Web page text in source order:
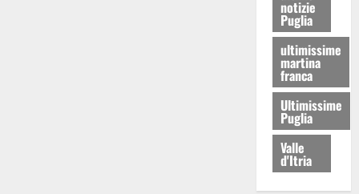
notizie
Puglia
ultimissime
martina
franca
Ultimissime
Puglia
Valle
d'Itria